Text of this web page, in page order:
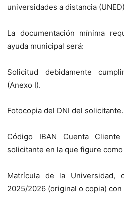
universidades a distancia
La documentación mínima
ayuda municipal será:
Solicitud debidamente
(Anexo I).
Fotocopia del DNI del solicitante.
Código IBAN Cuenta
solicitante en la que figure
Matrícula de la Universidad,
2025/2026 (original o copia) con